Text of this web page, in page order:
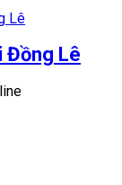
Đồng Lê